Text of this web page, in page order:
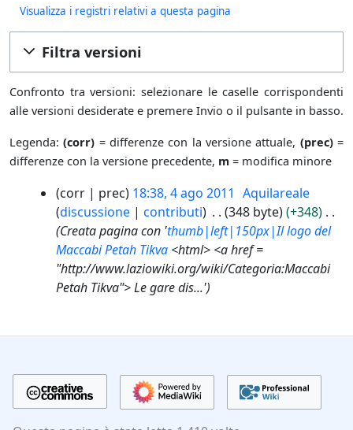
Visualizza i registri relativi a questa pagina
Filtra versioni
Confronto tra versioni: selezionare le caselle corrispondenti
alle versioni desiderate e premere Invio o il pulsante in basso.
Legenda:(corr) = differenze con la versione attuale, (prec)=
differenze con la versione precedente, m = modifica minore
corr prec 18:38, 4 ago 2011 Aquilareale
discussione
contributi 348 byte
+348
Creata pagina con 'thumb|left|150px|Il logo del
Maccabi Petah Tikva<html> <a href =
"http://www.laziowiki.org/wiki/Categoria:Maccabi
Petah Tikva"> Le gare dis...'